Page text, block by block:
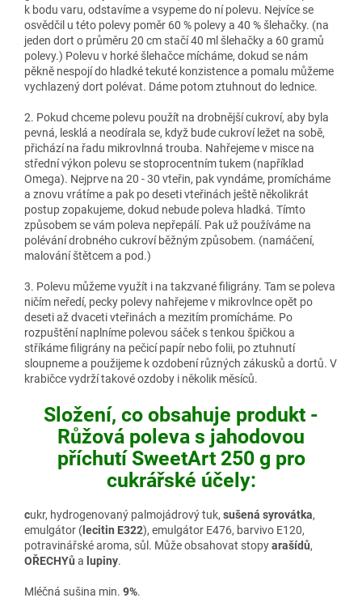
k bodu varu, odstavíme a vsypeme do ní polevu. Nejvíce se
osvědčil u této polevy poměr 60 % polevy a 40 % šlehačky. (na
jeden dort o průměru 20 cm stačí 40 ml šlehačky a 60 gramů
polevy.) Polevu v horké šlehačce mícháme, dokud se nám
pěkně nespojí do hladké tekuté konzistence a pomalu můžeme
vychlazený dort polévat. Dáme potom ztuhnout do lednice.
2. Pokud chceme polevu použít na drobnější cukroví, aby byla
pevná, lesklá a neodírala se, když bude cukroví ležet na sobě,
přichází na řadu mikrovlnná trouba. Nahřejeme v misce na
střední výkon polevu se stoprocentním tukem (například
Omega). Nejprve na 20 - 30 vteřin, pak vyndáme, promícháme
a znovu vrátíme a pak po deseti vteřinách ještě několikrát
postup zopakujeme, dokud nebude poleva hladká. Tímto
způsobem se vám poleva nepřepálí. Pak už používáme na
polévání drobného cukroví běžným způsobem. (namáčení,
malování štětcem a pod.)
3. Polevu můžeme využít i na takzvané filigrány. Tam se poleva
ničím neředí, pecky polevy nahřejeme v mikrovlnce opět po
deseti až dvaceti vteřinách a mezitím promícháme. Po
rozpuštění naplníme polevou sáček s tenkou špičkou a
stříkáme filigrány na pečicí papír nebo folii, po ztuhnutí
sloupneme a použijeme k ozdobení různých zákusků a dortů. V
krabičce vydrží takové ozdoby i několik měsíců.
Složení, co obsahuje produkt -
Růžová poleva s jahodovou
příchutí SweetArt 250 g pro
cukrářské účely:
cukr, hydrogenovaný palmojádrový tuk, sušená syrovátka,
emulgátor ( lecitin E322), emulgátor E476, barvivo E120,
potravinářské aroma, sůl. Může obsahovat stopyarašídů,
OŘECHYů a lupiny.
Mléčná sušina min. 9%.